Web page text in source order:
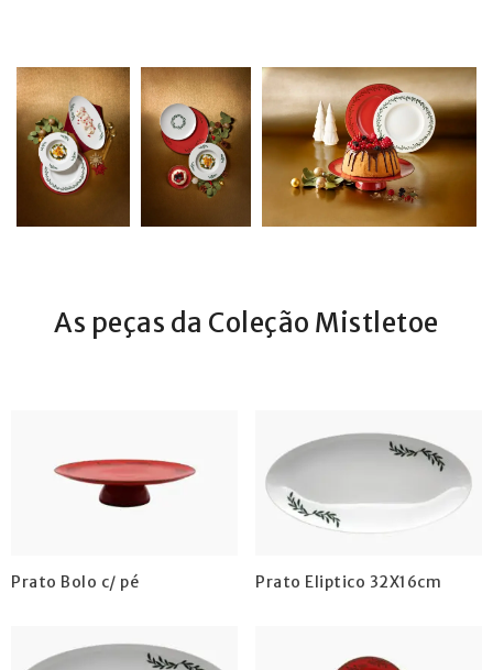
As peças da Coleção Mistletoe
Prato Bolo c/ pé Prato Eliptico 32X16cm